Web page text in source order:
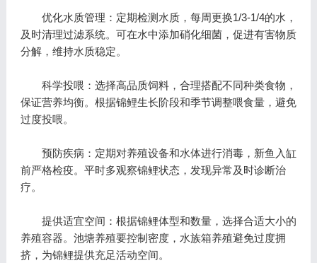
优化水质管理：定期检测水质，每周更换1/3-1/4的水，
及时清理过滤系统。可在水中添加硝化细菌，促进有害物质
分解，维持水质稳定。
科学投喂：选择高品质饲料，合理搭配不同种类食物，
保证营养均衡。根据锦鲤生长阶段和季节调整喂食量，避免
过度投喂。
预防疾病：定期对养殖设备和水体进行消毒，新鱼入缸
前严格检疫。平时多观察锦鲤状态，发现异常及时诊断治
疗。
提供适宜空间：根据锦鲤体型和数量，选择合适大小的
养殖容器。池塘养殖要控制密度，水族箱养殖避免过度拥
挤，为锦鲤提供充足活动空间。